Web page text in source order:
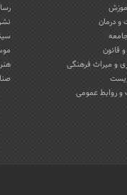
و درمان
قانون
و میراث فرهنگی
و روابط عمومی